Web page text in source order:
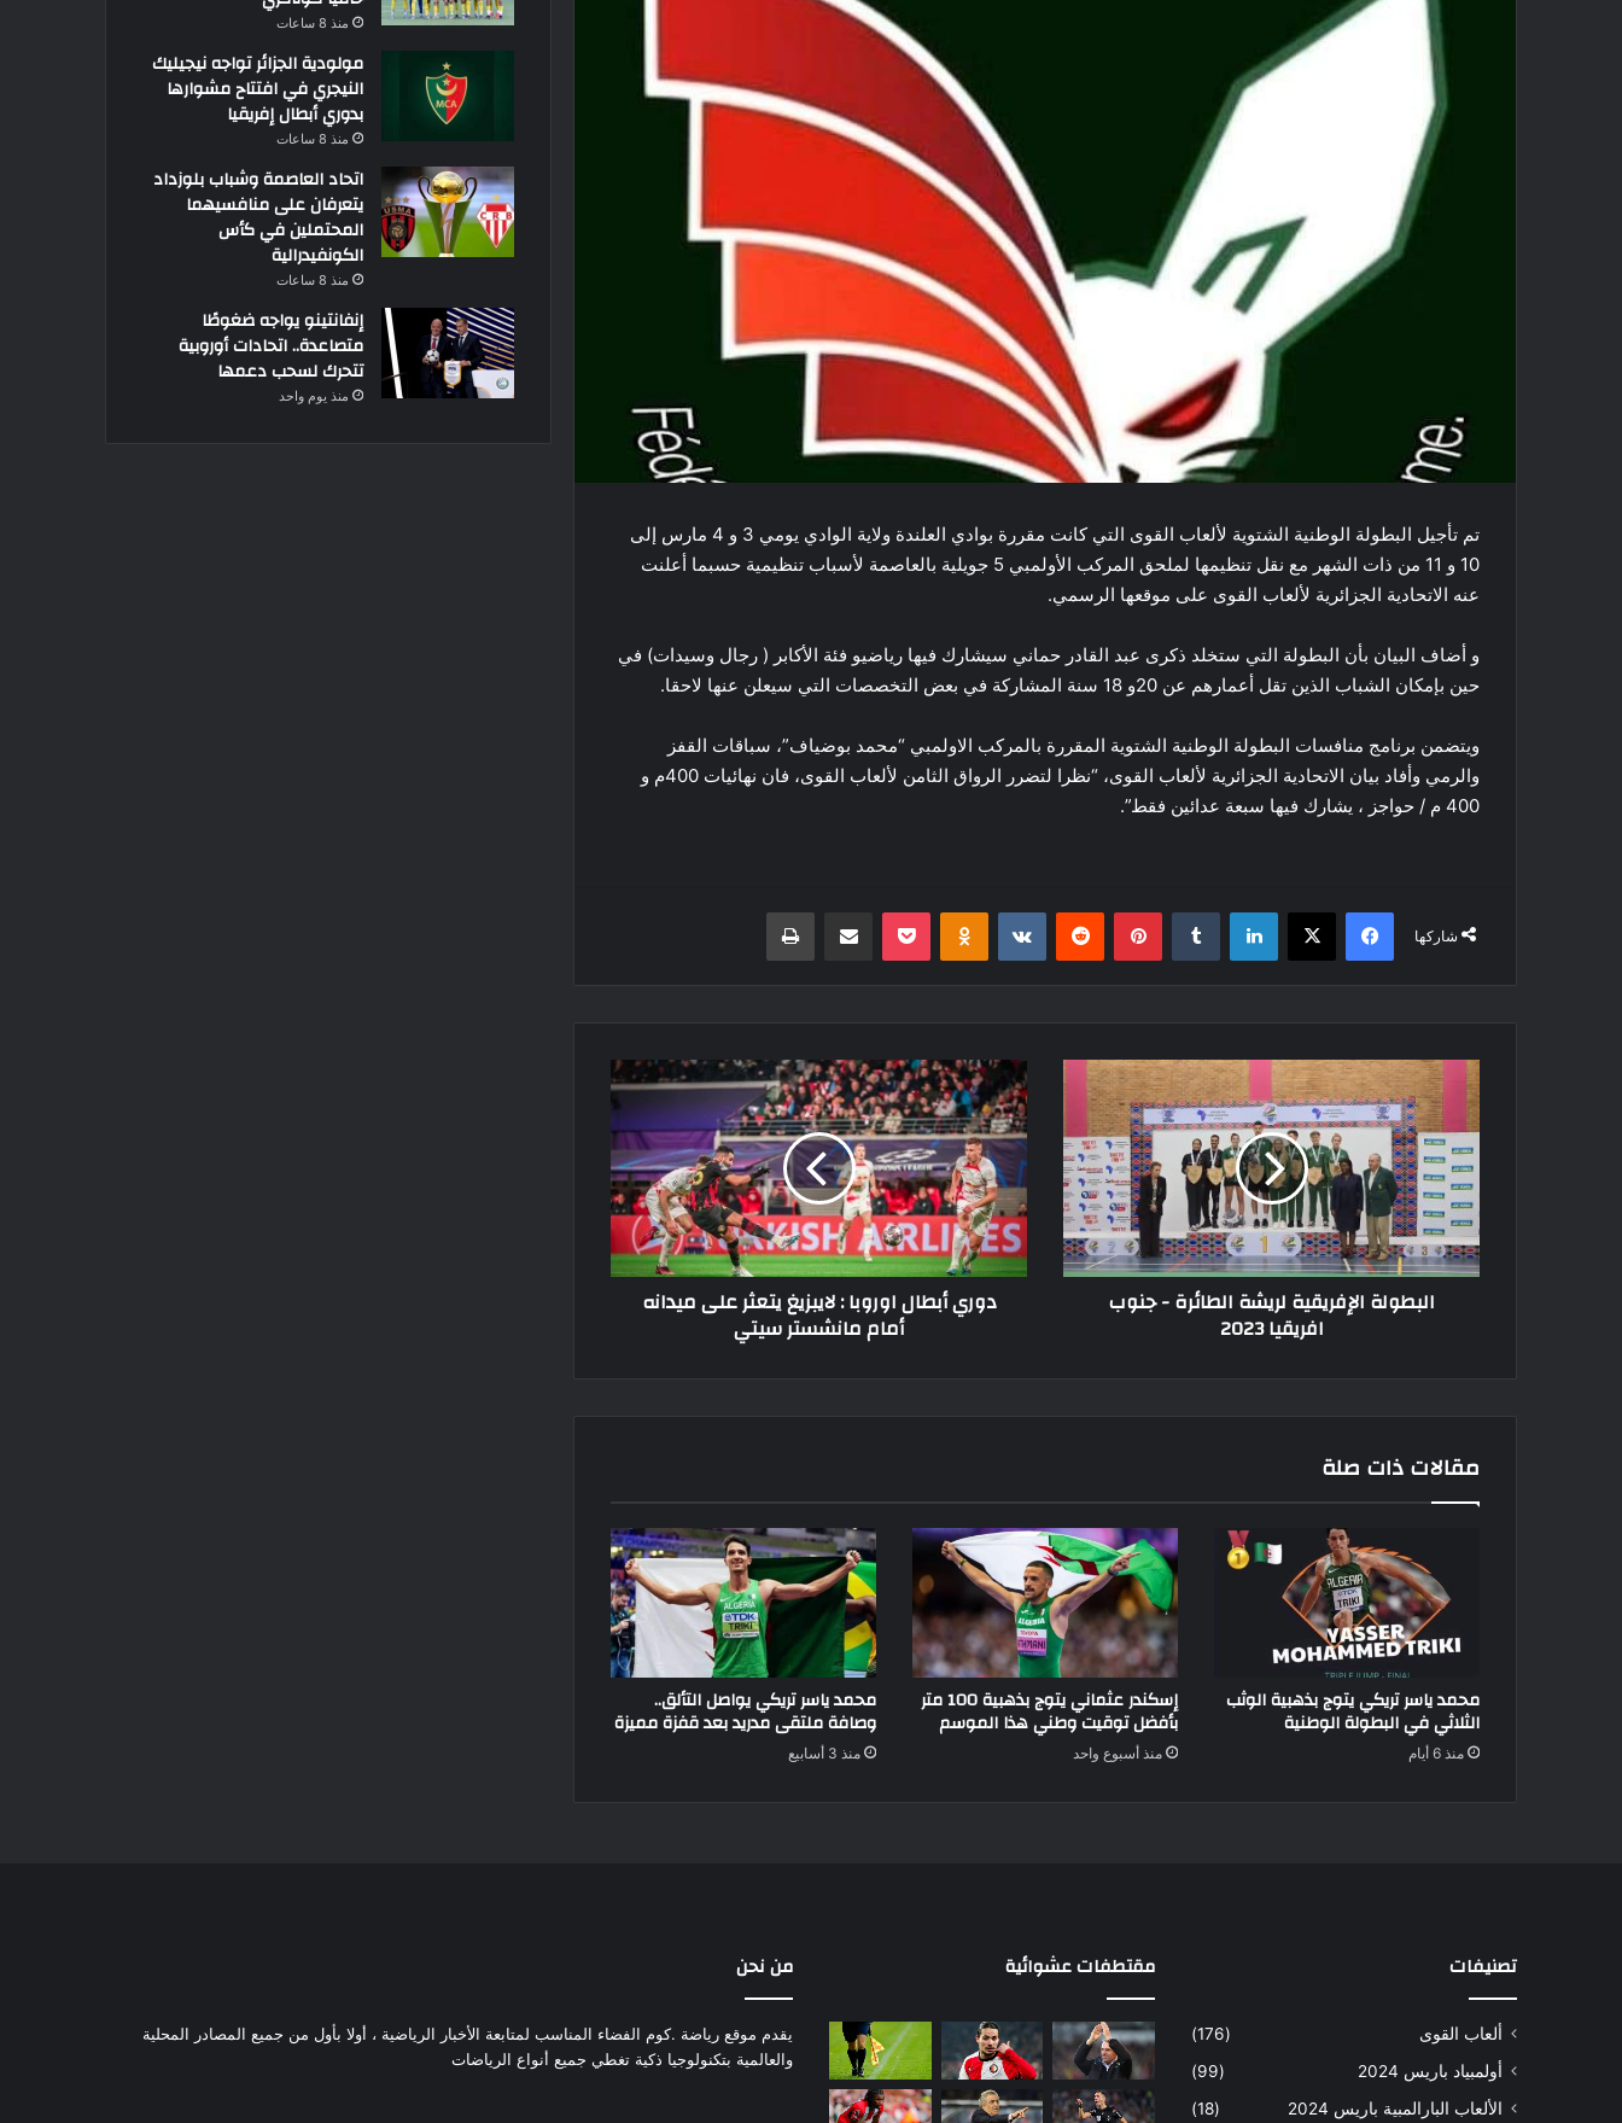
تم تأجيل البطولة الوطنية الشتوية لألعاب القوى التي كانت مقررة بوادي العلندة ولاية الوادي يومي 3 و 4 مارس إلى
10 و 11 من ذات الشهر مع نقل تنظيمها لملحق المركب الأولمبي 5 جويلية بالعاصمة لأسباب تنظيمية حسبما أعلنت
عنه الاتحادية الجزائرية لألعاب القوى على موقعها الرسمي.
و أضاف البيان بأن البطولة التي ستخلد ذكرى عبد القادر حماني سيشارك فيها رياضيو فئة الأكابر ( رجال وسيدات) في
حين بإمكان الشباب الذين تقل أعمارهم عن 20و 18 سنة المشاركة في بعض التخصصات التي سيعلن عنها لاحقا.
ويتضمن برنامج منافسات البطولة الوطنية الشتوية المقررة بالمركب الاولمبي “محمد بوضياف”، سباقات القفز
والرمي وأفاد بيان الاتحادية الجزائرية لألعاب القوى، “نظرا لتضرر الرواق الثامن لألعاب القوى، فان نهائيات 400م و
400 م / حواجز ، يشارك فيها سبعة عدائين فقط”.
شاركها
فيسبوك ‫X لينكدإن بينتيريست Odnoklassniki
‫Pocket مشاركة عبر البريد طباعة
البطولة
الإفريقية
لريشة
الطائرة
جنوب
افريقيا
2023
البطولة الإفريقية لريشة الطائرة - جنوب
افريقيا 2023
دوري
أبطال
اوروبا
:
لايبزيغ
يتعثر
على
ميدانه
أمام
مانشستردوري أبطال اوروبا : لايبزيغ يتعثر على ميدانه
أمام مانشستر سيتي
مقالات ذات صلة
محمد ياسر تريكي يتوج بذهبية الوثب
الثلاثي في البطولة الوطنية
منذ 6 أيام
إسكندر عثماني يتوج بذهبية 100 متر
بأفضل توقيت وطني هذا الموسم
منذ أسبوع واحد
محمد ياسر تريكي يواصل التألق..
وصافة ملتقى مدريد بعد قفزة مميزة
منذ 3 أسابيع
منذ 8 ساعات
مولودية الجزائر تواجه نيجيليك
النيجري في افتتاح مشوارها
بدوري أبطال إفريقيا
منذ 8 ساعات
اتحاد العاصمة وشباب بلوزداد
يتعرفان على منافسيهما
المحتملين في كأس
الكونفيدرالية
منذ 8 ساعات
إنفانتينو يواجه ضغوطًا
متصاعدة.. اتحادات أوروبية
تتحرك لسحب دعمها
منذ يوم واحد
تصنيفات
ألعاب القوى
(176)
أولمبياد باريس 2024
(99)
الألعاب البارالمبية باريس 2024
(18)
مقتطفات عشوائية من نحن
يقدم موقع رياضة .كوم الفضاء المناسب لمتابعة الأخبار الرياضية ، أولا بأول من جميع المصادر المحلية
والعالمية بتكنولوجيا ذكية تغطي جميع أنواع الرياضات